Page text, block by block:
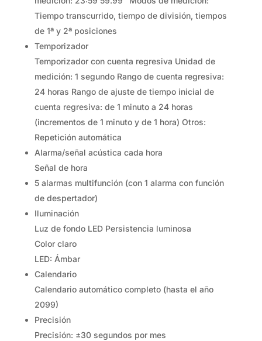
Tiempo transcurrido, tiempo de división, tiempos
de 1ª y 2ª posiciones
Temporizador
Temporizador con cuenta regresiva Unidad de
medición: 1 segundo Rango de cuenta regresiva:
24 horas Rango de ajuste de tiempo inicial de
cuenta regresiva: de 1 minuto a 24 horas
(incrementos de 1 minuto y de 1 hora) Otros:
Repetición automática
Alarma/señal acústica cada hora
Señal de hora
5 alarmas multifunción (con 1 alarma con función
de despertador)
Iluminación
Luz de fondo LED Persistencia luminosa
Color claro
LED: Ámbar
Calendario
Calendario automático completo (hasta el año
2099)
Precisión
Precisión: ±30 segundos por mes